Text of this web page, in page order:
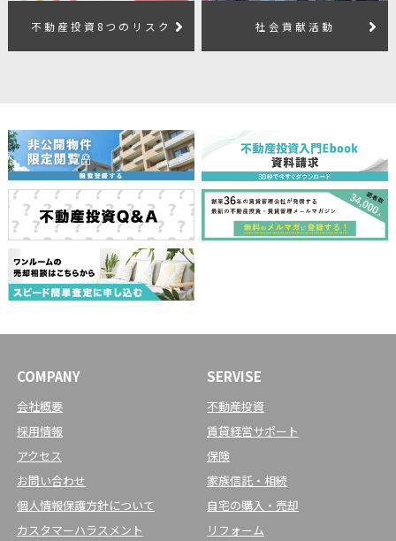
不動産投資8つのリスク 社会貢献活動
COMPANY
会社概要
採用情報
アクセス
お問い合わせ
個人情報保護方針について
カスタマーハラスメント
SERVISE
不動産投資
賃貸経営サポート
保険
家族信託・相続
自宅の購入・売却
リフォーム